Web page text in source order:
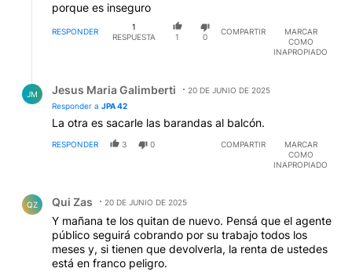
porque es inseguro
RESPONDER
1
RESPUESTA
1 0
COMPARTIR
MARCAR
COMO
INAPROPIADO
JM Jesus Maria Galimberti
20 DE JUNIO DE 2025
Responder a JPA 42
La otra es sacarle las barandas al balcón.
RESPONDER 3 0 COMPARTIR
MARCAR
COMO
INAPROPIADO
QZ Qui Zas 20 DE JUNIO DE 2025
Y mañana te los quitan de nuevo. Pensá que el agente
público seguirá cobrando por su trabajo todos los
meses y, si tienen que devolverla, la renta de ustedes
está en franco peligro.